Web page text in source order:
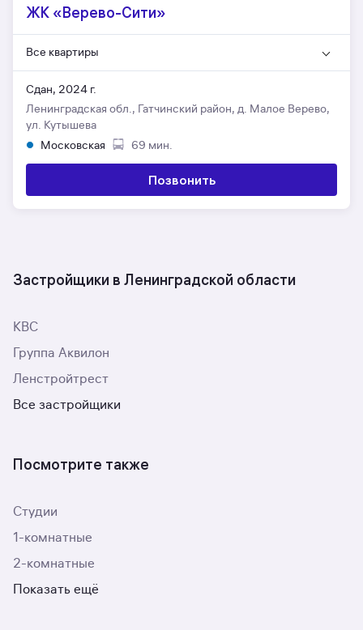
ЖК «Верево-Сити»
Все квартиры
Сдан, 2024 г.
Ленинградская обл., Гатчинский район, д. Малое Верево,
ул. Кутышева
Московская
69 мин.
Позвонить
Застройщики в Ленинградской области
КВС
Группа Аквилон
Ленстройтрест
Все застройщики
Посмотрите также
Студии
1-комнатные
2-комнатные
Показать ещё